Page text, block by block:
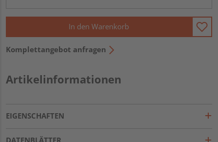
In den Warenkorb
Komplettangebot anfragen
Artikelinformationen
EIGENSCHAFTEN
DATENBLÄTTER